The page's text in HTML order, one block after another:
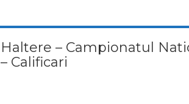
Haltere – Campionatul
– Calificari